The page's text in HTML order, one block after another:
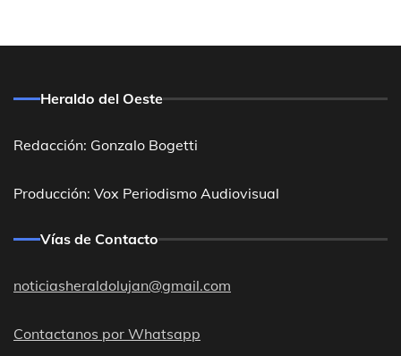
Heraldo del Oeste
Redacción: Gonzalo Bogetti
Producción: Vox Periodismo Audiovisual
Vías de Contacto
noticiasheraldolujan@gmail.com
Contactanos por Whatsapp